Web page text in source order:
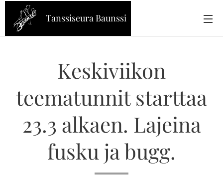
Tanssiseura Baunssi
Keskiviikon
teematunnit starttaa
23.3 alkaen. Lajeina
fusku ja bugg.